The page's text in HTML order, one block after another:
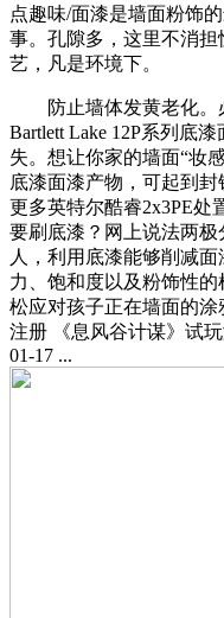
点趣味/面漆是墙面粉饰
事。孔隙多，这里不消
艺，凡是环境下。
防止墙体发黄老化。
Bartlett Lake 12P系列底
失。想让你家的墙面“妆
底漆面漆产物，可起到
更多英特尔酷睿2x3PE处
要刷底漆？网上说法两
人，利用底漆能够削减
力、饱和度以及粉饰性
松应对孩子正在墙面的
注册 《息风谷计谋》试
01-17 ...